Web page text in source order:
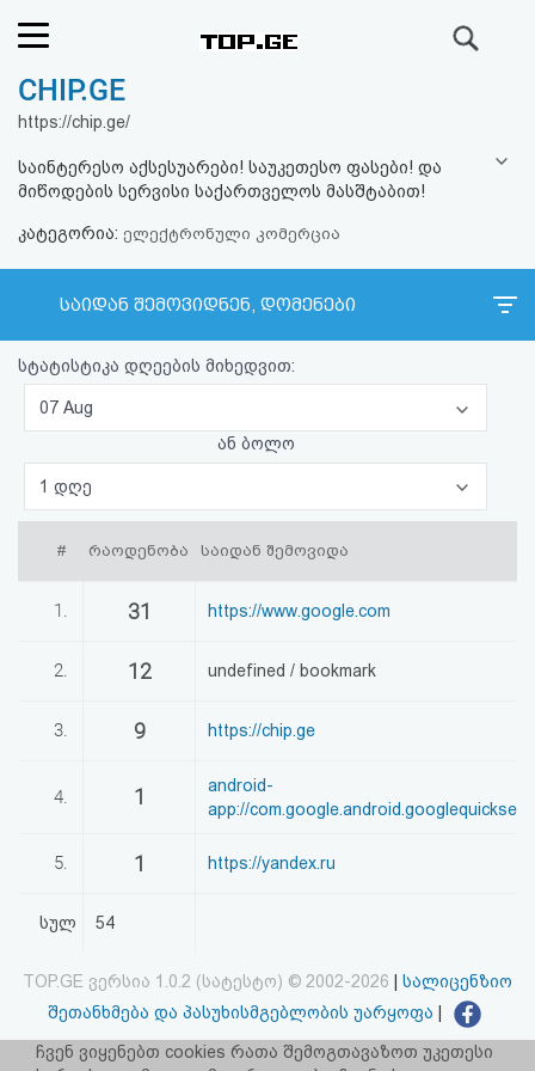
რეიტინგი
კითხვა-
პასუხი
ავტორიზაცია
პაროლის
აღდგენა
HTML
კოდი
სალიცენზიო
პასუხისმგებლობის
CHIP.GE
https://chip.ge/
საინტერესო აქსესუარები! საუკეთესო ფასები! და
მიწოდების სერვისი საქართველოს მასშტაბით!
კატეგორია: ელექტრონული კომერცია
საიდან შემოვიდნენ, დომენები
სტატისტიკა დღეების მიხედვით:
07 Aug
ან ბოლო
1 დღე
# რაოდენობა საიდან შემოვიდა
1. 31 https://www.google.com
2. 12 undefined / bookmark
3. 9 https://chip.ge
4. 1
android-
app://
5. 1 https://yandex.ru
სულ 54
TOP.GE ვერსია 1.0.2 (სატესტო) © 2002-2026
სალიცენზიო
შეთანხმება და პასუხისმგებლობის უარყოფა
facebook.com/TOP.GE
ჩვენ ვიყენებთ cookies რათა შემოგთავაზოთ უკეთესი